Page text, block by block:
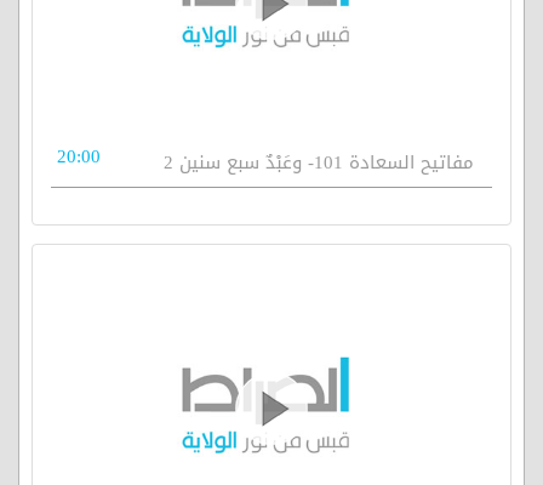
مفاتيح السعادة 101- وعَبْدٌ سبع سنين 2 20:00